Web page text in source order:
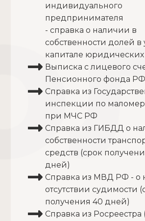
индивидуального
предпринимателя
- справка о наличии в
собственности долей в
капитале
Выписка с лицевого
Пенсионного фонда РФ
Справка из
инспекции по
при МЧС РФ
Справка из ГИБДД о
собственности
средств (срок
дней)
Справка из МВД РФ - о
отсутствии судимости
получения 40 дней)
Справка из Росреестра